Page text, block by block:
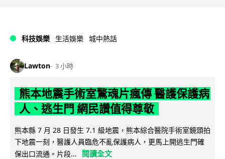
科技娛樂 生活娛樂 城中熱話
Lawton 3 小時
熊本地震手術室驚魂片瘋傳 醫護保護病
人、逃生門 網民讚值得尊敬
熊本縣 7 月 28 日發生 7.1 級地震，熊本綜合醫院手術室鏡頭拍
下地震一刻，醫護人員臨危不亂保護病人，更馬上開逃生門確
保出口流通。片段...
閱讀全文